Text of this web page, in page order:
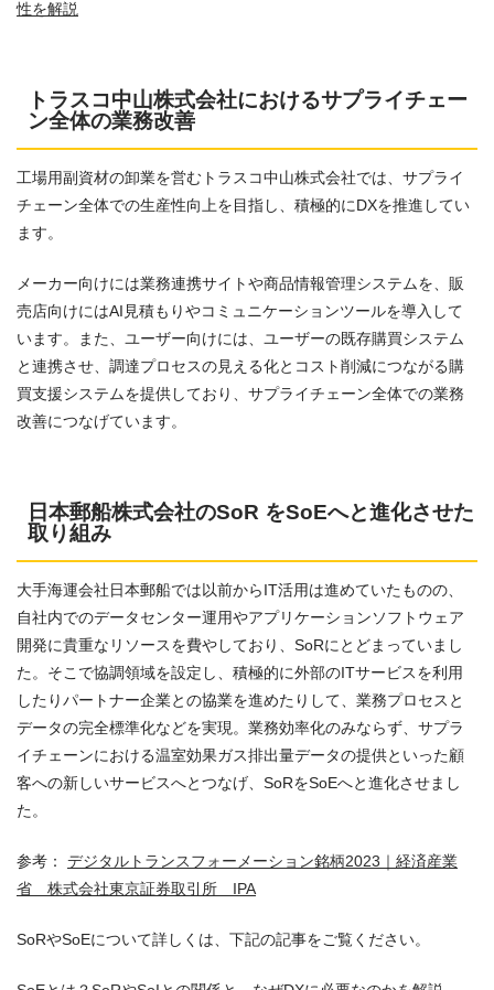
性を解説
トラスコ中山株式会社におけるサプライチェー
ン全体の業務改善
工場用副資材の卸業を営むトラスコ中山株式会社では、サプライ
チェーン全体での生産性向上を目指し、積極的にDXを推進してい
ます。
メーカー向けには業務連携サイトや​商品情報管理システム​を、販
売店向けにはAI見積もりやコミュニケーションツールを導入して
います。また、ユーザー向けには、ユーザーの既存購買システム
と連携させ​、調達プロセスの見える化とコスト削減につながる購
買支援システムを提供しており、​サプライチェーン全体での​業務
改善につなげています。
日本郵船株式会社のSoR をSoEへと進化させた
取り組み
大手海運会社日本郵船では以前からIT活用は進めていたものの、
自社内でのデータセンター運用やアプリケーションソフトウェア
開発に貴重なリソースを費やしており、SoRにとどまっていまし
た。そこで協調領域を設定し、積極的に外部のITサービスを利用
したりパートナー企業との協業を進めたりして、業務プロセスと
データの完全標準化などを実現。業務効率化のみならず、サプラ
イチェーンにおける温室効果ガス排出量データの提供といった顧
客への新しいサービスへとつなげ、SoRをSoEへと進化させまし
た。
参考： デジタルトランスフォーメーション銘柄2023｜経済産業
省 株式会社東京証券取引所 IPA
SoRやSoEについて詳しくは、下記の記事をご覧ください。